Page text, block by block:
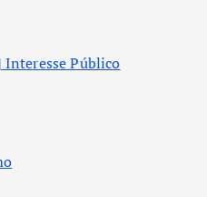
Interesse Público